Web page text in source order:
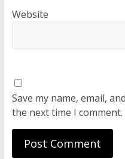
Website
Save my name, email,
the next time I comment.